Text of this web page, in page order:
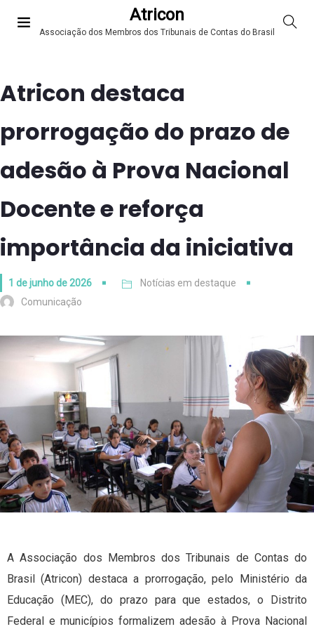
Atricon
Associação dos Membros dos Tribunais de Contas do Brasil
Atricon destaca
prorrogação do prazo de
adesão à Prova Nacional
Docente e reforça
importância da iniciativa
1 de junho de 2026
Notícias em destaque
Comunicação
A Associação dos Membros dos Tribunais de Contas do
Brasil (Atricon) destaca a prorrogação, pelo Ministério da
Educação (MEC), do prazo para que estados, o Distrito
Federal e municípios formalizem adesão à Prova Nacional